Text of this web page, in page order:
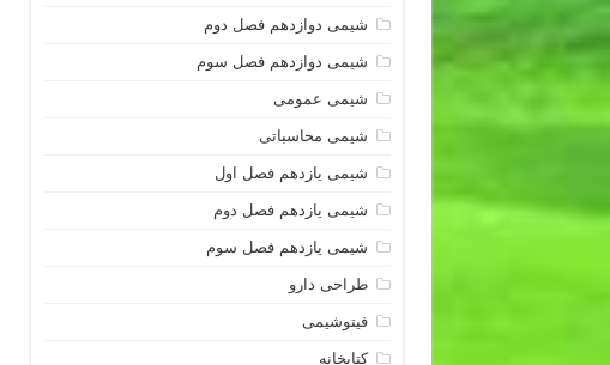
شیمی دوازدهم فصل دوم
شیمی دوازدهم فصل سوم
شیمی عمومی
شیمی محاسباتی
شیمی یازدهم فصل اول
شیمی یازدهم فصل دوم
شیمی یازدهم فصل سوم
طراحی دارو
فیتوشیمی
کتابخانه